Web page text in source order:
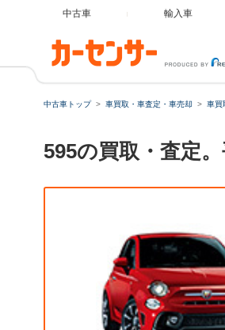
中古車 輸入車
中古車トップ 車買取・車査定・車売却 車買
595の買取・査定